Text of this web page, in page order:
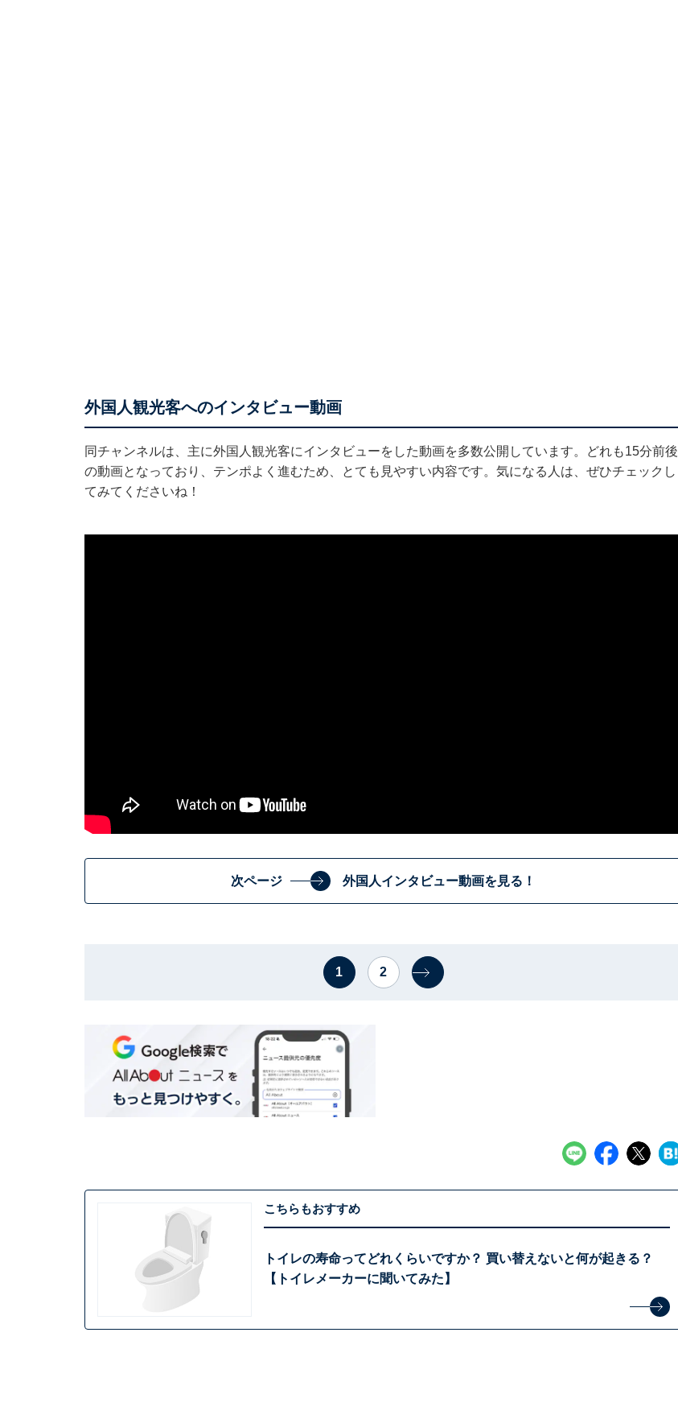
外国人観光客へのインタビュー動画
同チャンネルは、主に外国人観光客にインタビューをした動画を多数公開しています。どれも15分前後
の動画となっており、テンポよく進むため、とても見やすい内容です。気になる人は、ぜひチェックし
てみてくださいね！
次ページ 外国人インタビュー動画を見る！
1 2
こちらもおすすめ
トイレの寿命ってどれくらいですか？ 買い替えないと何が起きる？
【トイレメーカーに聞いてみた】